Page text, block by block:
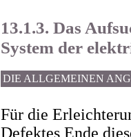
13.1.3. Das
System der
DIE ALLGEMEINEN
Für die
Defektes Ende